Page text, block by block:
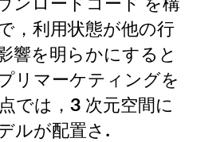
，利用状態が他の行
響を明らかにすると
リマーケティングを
では，3 次元空間に
ルが配置さ.